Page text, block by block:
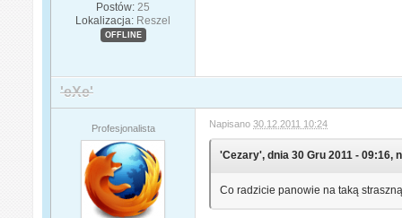
Postów: 25
Lokalizacja: Reszel
OFFLINE
'eXe'
Profesjonalista Napisano30.12.2011 10:24
'Cezary', dnia 30 Gru 2011 - 09:16,
Co radzicie panowie na taką